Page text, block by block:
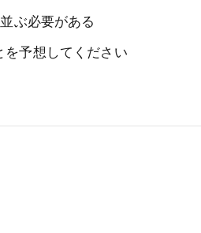
ぶ必要がある
予想してください